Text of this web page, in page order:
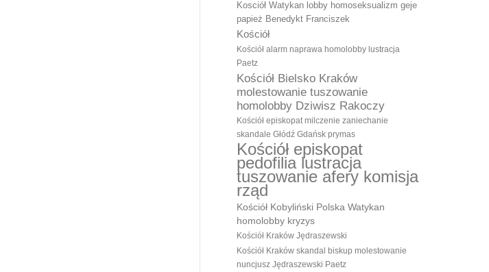
Kosciół Watykan lobby homoseksualizm geje
papież Benedykt Franciszek
Kościół
Kościół alarm naprawa homolobby lustracja
Paetz
Kościół Bielsko Kraków
molestowanie tuszowanie
homolobby Dziwisz Rakoczy
Kościół episkopat milczenie zaniechanie
skandale Głódź Gdańsk prymas
Kościół episkopat
pedofilia lustracja
tuszowanie afery komisja
rząd
Kościół Kobyliński Polska Watykan
homolobby kryzys
Kościół Kraków Jędraszewski
Kościół Kraków skandal biskup molestowanie
nuncjusz Jędraszewski Paetz